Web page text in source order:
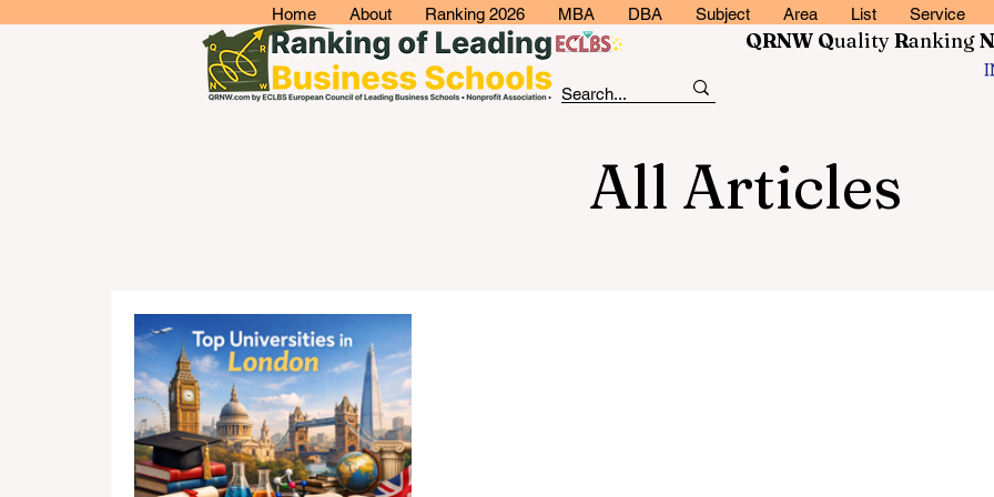
Home About Ranking 2026 MBA DBA Subject Area List Service
QRNW QualityRankingN
All Articles